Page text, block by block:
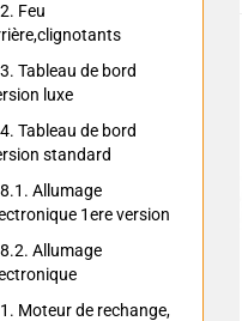
Feu
Tableau de bord
luxe
Tableau de bord
standard
Allumage
1ere version
Allumage
Moteur de rechange,